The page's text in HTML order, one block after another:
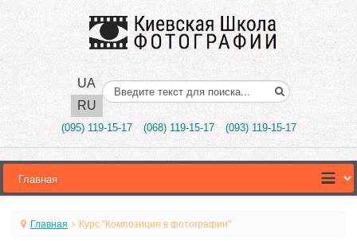
UA
RU
Поиск..
(095) 119-15-17 (068) 119-15-17 (093) 119-15-17
Главная Курс "Композиция в фотографии"